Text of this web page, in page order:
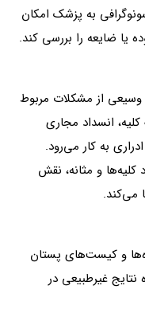
به پزشک امکان
یا ضایعه را بررسی کند.
از مشکلات مربوط
انسداد مجاری
به کار می‌رود.
کلیه‌ها و مثانه، نقش
می‌کند.
و کیست‌های پستان
غیرطبیعی در